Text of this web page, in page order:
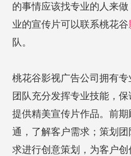
的事情应该找专业的人来
业的宣传片可以联系桃花谷
队。
桃花谷影视广告公司拥有
团队充分发挥专业技能，
提供精美宣传片作品。前
通，了解客户需求；策划
求进行创意策划，为客户